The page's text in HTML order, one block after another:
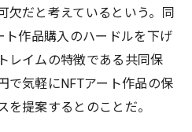
欠だと考えているという。同
ト作品購入のハードルを下げ
レイムの特徴である共同保
で気軽にNFTアート作品の保
を提案するとのことだ。